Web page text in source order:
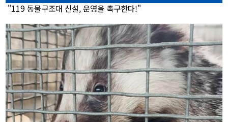
"119 동물구조대 신설, 운영을 촉구한다!"